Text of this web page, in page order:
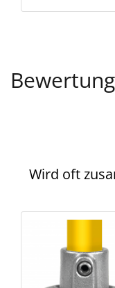
Wird oft